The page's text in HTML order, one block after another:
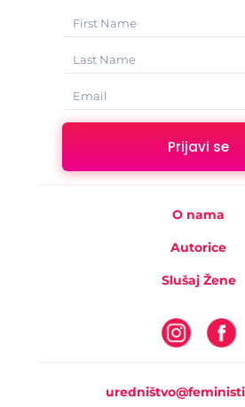
Prijavi se
O nama
Autorice
Slušaj Žene